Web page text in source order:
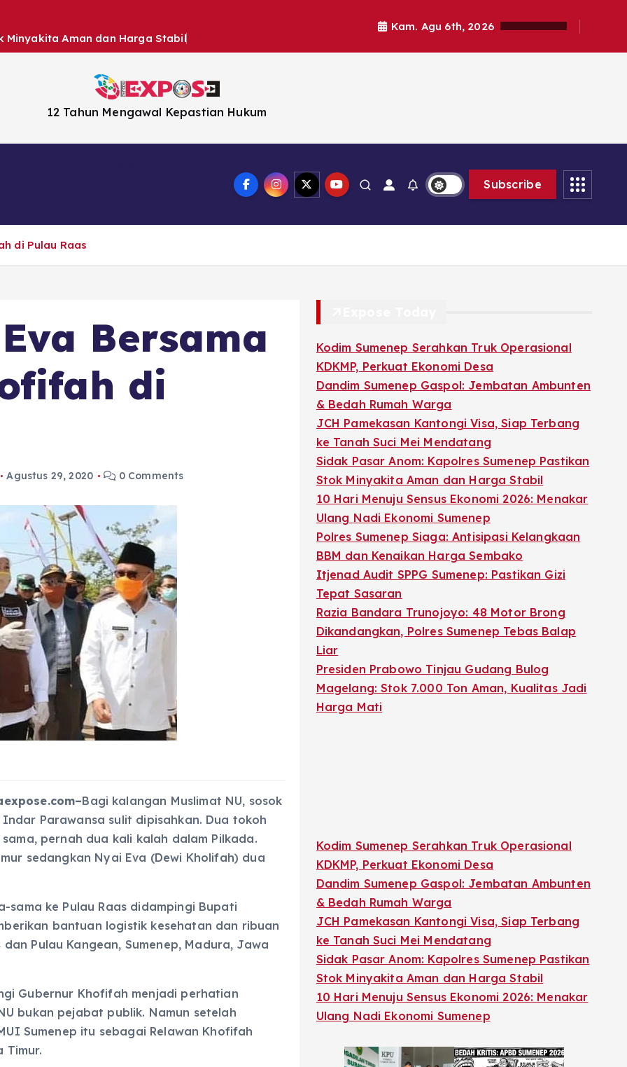
Minyakita Aman dan Harga Stabil
Kam. Agu 6th, 2026
12 Tahun Mengawal Kepastian Hukum
Subscribe
di Pulau Raas
Bersama
di
Agustus 29, 2020 0 Comments
Bagi kalangan Muslimat NU, sosok
Parawansa sulit dipisahkan. Dua tokoh
pernah dua kali kalah dalam Pilkada.
sedangkan Nyai Eva (Dewi Kholifah) dua
sama ke Pulau Raas didampingi Bupati
bantuan logistik kesehatan dan ribuan
Pulau Kangean, Sumenep, Madura, Jawa
Gubernur Khofifah menjadi perhatian
bukan pejabat publik. Namun setelah
Sumenep itu sebagai Relawan Khofifah
Timur.
Kodim Sumenep Serahkan Truk Operasional
KDKMP, Perkuat Ekonomi Desa
Dandim Sumenep Gaspol: Jembatan Ambunten
& Bedah Rumah Warga
JCH Pamekasan Kantongi Visa, Siap Terbang
ke Tanah Suci Mei Mendatang
Sidak Pasar Anom: Kapolres Sumenep Pastikan
Stok Minyakita Aman dan Harga Stabil
10 Hari Menuju Sensus Ekonomi 2026: Menakar
Ulang Nadi Ekonomi Sumenep
Polres Sumenep Siaga: Antisipasi Kelangkaan
BBM dan Kenaikan Harga Sembako
Itjenad Audit SPPG Sumenep: Pastikan Gizi
Tepat Sasaran
Razia Bandara Trunojoyo: 48 Motor Brong
Dikandangkan, Polres Sumenep Tebas Balap
Liar
Presiden Prabowo Tinjau Gudang Bulog
Magelang: Stok 7.000 Ton Aman, Kualitas Jadi
Harga Mati
Kodim Sumenep Serahkan Truk Operasional
KDKMP, Perkuat Ekonomi Desa
Dandim Sumenep Gaspol: Jembatan Ambunten
& Bedah Rumah Warga
JCH Pamekasan Kantongi Visa, Siap Terbang
ke Tanah Suci Mei Mendatang
Sidak Pasar Anom: Kapolres Sumenep Pastikan
Stok Minyakita Aman dan Harga Stabil
10 Hari Menuju Sensus Ekonomi 2026: Menakar
Ulang Nadi Ekonomi Sumenep